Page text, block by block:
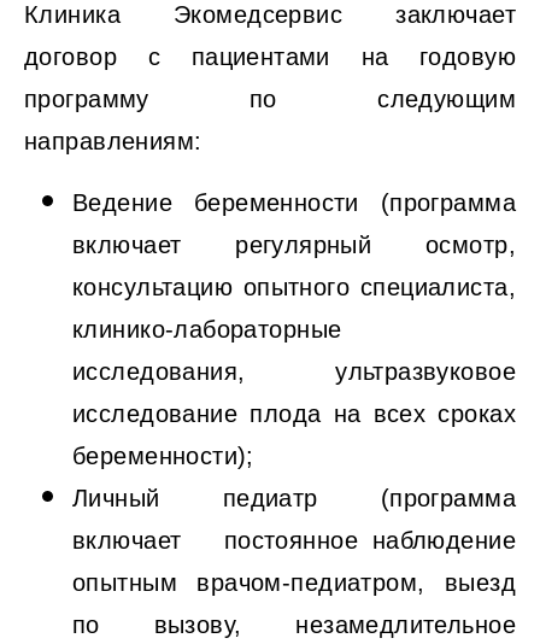
Клиника Экомедсервис заключает
договор с пациентами на годовую
программу по следующим
направлениям:
Ведение беременности (программа
включает регулярный осмотр,
консультацию опытного специалиста,
клинико-лабораторные
исследования, ультразвуковое
исследование плода на всех сроках
беременности);
Личный педиатр (программа
включает постоянное наблюдение
опытным врачом-педиатром, выезд
по вызову, незамедлительное